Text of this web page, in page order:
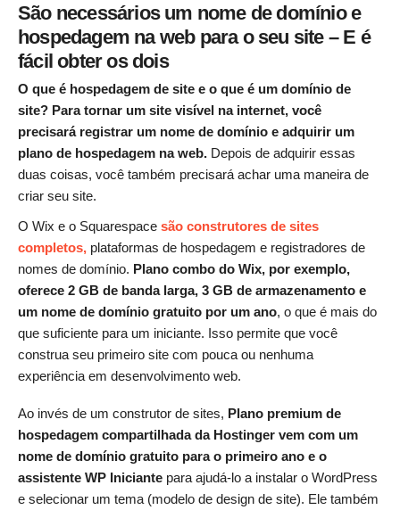
São necessários um nome de domínio e
hospedagem na web para o seu site – E é
fácil obter os dois
O que é hospedagem de site e o que é um domínio de
site? Para tornar um site visível na internet, você
precisará registrar um nome de domínio e adquirir um
plano de hospedagem na web. Depois de adquirir essas
duas coisas, você também precisará achar uma maneira de
criar seu site.
O Wix e o Squarespace são construtores de sites
completos, plataformas de hospedagem e registradores de
nomes de domínio. Plano combo do Wix, por exemplo,
oferece 2 GB de banda larga, 3 GB de armazenamento e
um nome de domínio gratuito por um ano, o que é mais do
que suficiente para um iniciante. Isso permite que você
construa seu primeiro site com pouca ou nenhuma
experiência em desenvolvimento web.
Ao invés de um construtor de sites, Plano premium de
hospedagem compartilhada da Hostinger vem com um
nome de domínio gratuito para o primeiro ano e o
assistente WP Iniciante para ajudá-lo a instalar o WordPress
e selecionar um tema (modelo de design de site). Ele também